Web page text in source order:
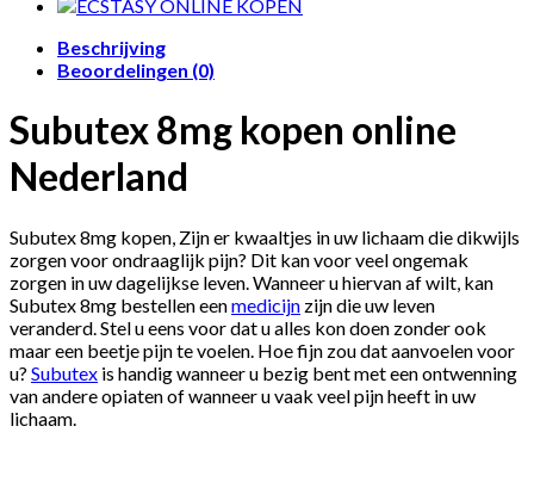
Beschrijving
Beoordelingen (0)
Subutex 8mg kopen online
Nederland
Subutex 8mg kopen, Zijn er kwaaltjes in uw lichaam die dikwijls
zorgen voor ondraaglijk pijn? Dit kan voor veel ongemak
zorgen in uw dagelijkse leven. Wanneer u hiervan af wilt, kan
Subutex 8mg bestellen eenmedicijn zijn die uw leven
veranderd. Stel u eens voor dat u alles kon doen zonder ook
maar een beetje pijn te voelen. Hoe fijn zou dat aanvoelen voor
u? Subutex is handig wanneer u bezig bent met een ontwenning
van andere opiaten of wanneer u vaak veel pijn heeft in uw
lichaam.